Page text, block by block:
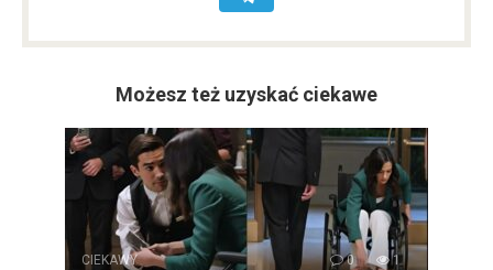
Możesz też uzyskać ciekawe
CIEKAWY 0 1